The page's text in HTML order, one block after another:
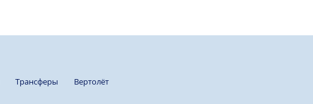
Трансферы Вертолёт